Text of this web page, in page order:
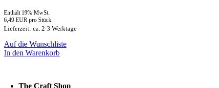
Enthält 19% MwSt.
6,49 EUR pro Stück
Lieferzeit: ca. 2-3 Werktage
Auf die Wunschliste
In den Warenkorb
The Craft Shop